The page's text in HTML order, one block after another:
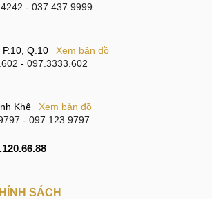
có IP54 & Cung cấp 3 màu sắc
Galaxy A17 5G theo ngôn ngữ mới,
vức hiện đại tạo bởi khung nhựa
bằng sợi thủy tinh mang lại cảm giác
thời gian.
bền bỉ với 2 mặt kính, có IP54
- 037.437.9999
Q.10
Xem bản đồ
- 097.3333.602
Khê
Xem bản đồ
- 097.123.9797
SÁCH